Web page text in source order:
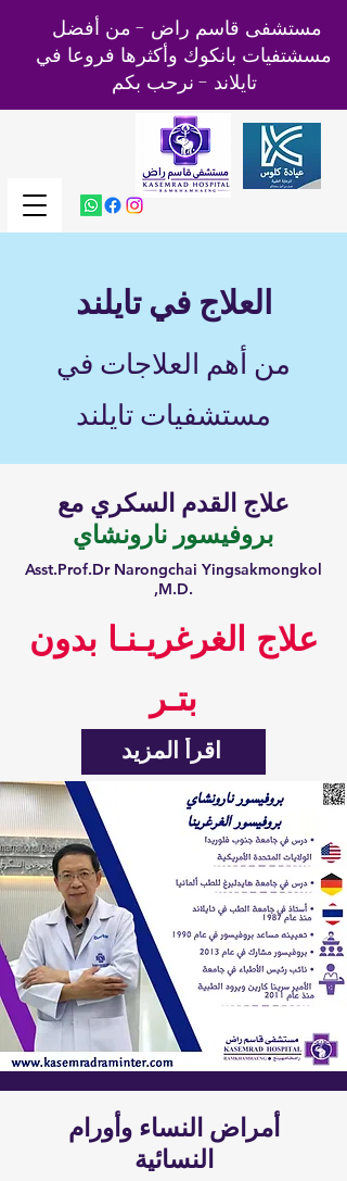
مسشتفيات بانكوك وأكثرها فروعا في
تايلاند - نرحب بكم
العلاج في تايلند
من أهم العلاجات في
مستشفيات تايلند
علاج القدم السكري مع
بروفيسور نارونشاي
Asst.Prof.Dr Narongchai Yingsakmongkol
,M.D.​
علاج الغرغريـنـا بدون
بتـر
اقرأ المزيد
أمراض النساء وأورام
النسائية